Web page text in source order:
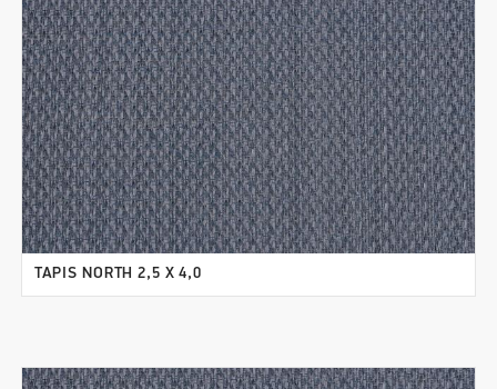
TAPIS NORTH 2,5 X 4,0